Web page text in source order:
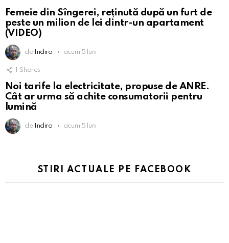
Femeie din Sîngerei, reținută după un furt de
peste un milion de lei dintr-un apartament
(VIDEO)
de Indiro acum 5 luni
1 Shares
Noi tarife la electricitate, propuse de ANRE.
Cât ar urma să achite consumatorii pentru
lumină
de Indiro acum 5 luni
STIRI ACTUALE PE FACEBOOK